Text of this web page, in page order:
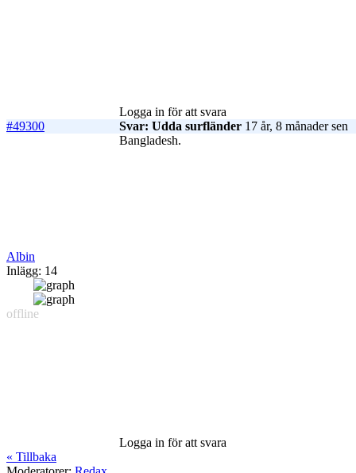
Logga in för att svara
#49300
Svar: Udda surfländer 17 år, 8 månader sen
Albin
Inlägg: 14
offline
Bangladesh.
Logga in för att svara
« Tillbaka